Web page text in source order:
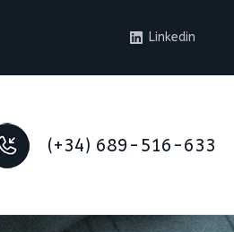
Linkedin
(+34) 689-516-633